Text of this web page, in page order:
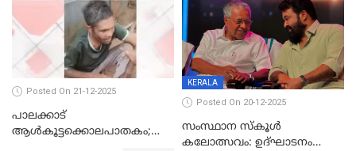
ശബരീ നന്ദനം
Posted On 21-12-2025
പാലക്കാട്‌
ആൾകൂട്ടക്കൊലപാതകം;
KERALA
Posted On 20-12-2025
സംസ്ഥാന സ്കൂൾ
കലോത്സവം: ഉദ്ഘാടനം